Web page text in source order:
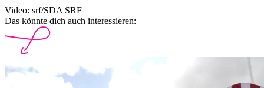
Video: srf/SDA SRF
Das könnte dich auch interessieren: